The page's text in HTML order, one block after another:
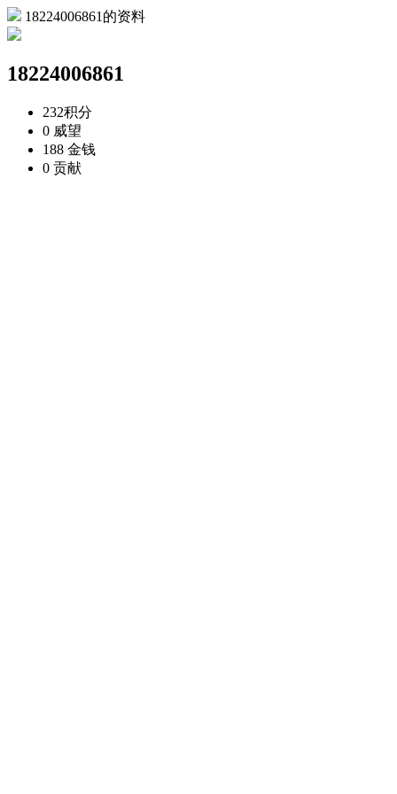
18224006861的资料
18224006861
232积分
0 威望
188 金钱
0 贡献